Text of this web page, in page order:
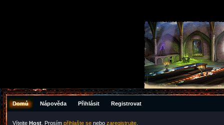
Domů Nápověda Přihlásit Registrovat
Vítejte Host . Prosím přihlašte se nebo zaregistrujte